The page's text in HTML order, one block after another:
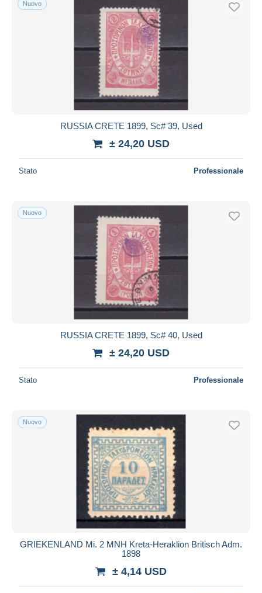
Spedizione gratuita
Metodi di pagamento
PayPal
Bonifico bancario
Mastercard
Bancontact
iDeal
Maestro
Tutto il mondo
Aggiorna
Nuovo
RUSSIA CRETE 1899, Sc# 39, Used
± 24,20 USD
Stato Professionale
Nuovo
RUSSIA CRETE 1899, Sc# 40, Used
± 24,20 USD
Stato Professionale
Nuovo
GRIEKENLAND Mi. 2 MNH Kreta-Heraklion Britisch Adm.
1898
± 4,14 USD